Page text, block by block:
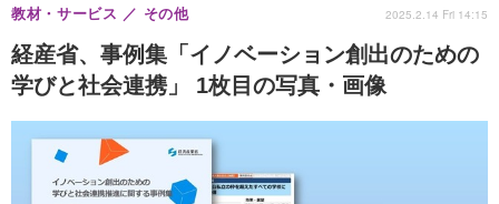
経産省、事例集「イノベーション創出のための
学びと社会連携」 1枚目の写真・画像
教材・サービス その他 2025.2.14 Fri 14:15